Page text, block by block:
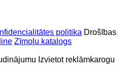
politika Drošības
Zīmolu katalogs
Izvietot reklāmkarogu